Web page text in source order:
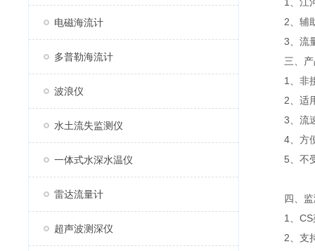
电磁海流计
多普勒海流计
波浪仪
水土流失监测仪
一体式水深水温仪
雷达流量计
超声波测深仪
2、辅助
3、流量
三、产
1、非接
2、适用
3、流速
4、方便
5、不受
四、监
1、CS架
2、支持